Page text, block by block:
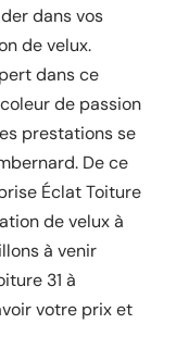
dans vos
de velux.
dans ce
de passion
prestations se
De ce
Éclat Toiture
de velux à
à venir
31 à
votre prix et